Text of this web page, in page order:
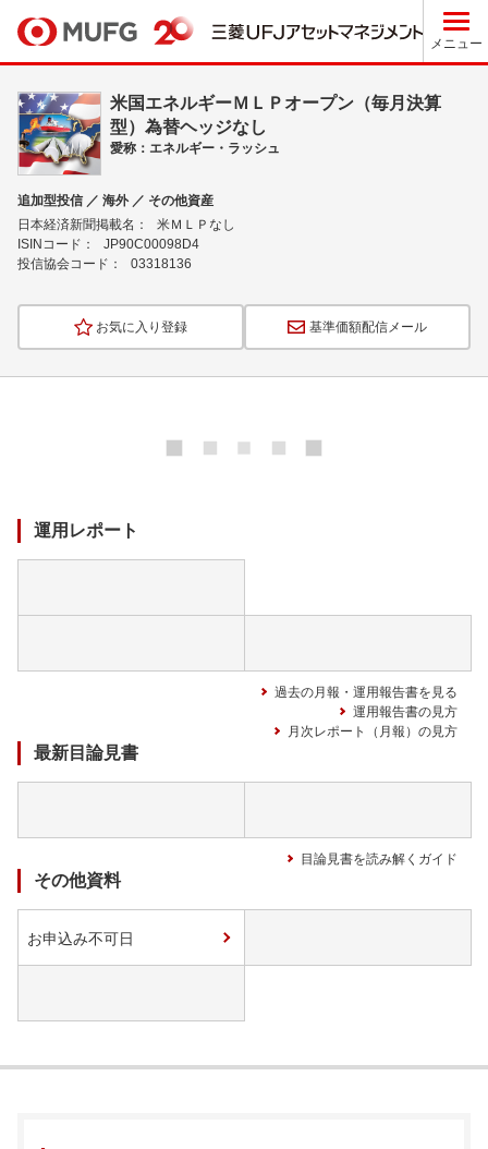
メニュー
米国エネルギーＭＬＰオープン（毎月決算
型）為替ヘッジなし
愛称：エネルギー・ラッシュ
追加型投信 ／ 海外 ／ その他資産
日本経済新聞掲載名：
米ＭＬＰなし
ISINコード：
JP90C00098D4
投信協会コード：
03318136
お気に入り登録 基準価額配信メール
運用レポート
過去の月報・運用報告書を見る
運用報告書の見方
月次レポート（月報）の見方
最新目論見書
目論見書を読み解くガイド
その他資料
お申込み不可日